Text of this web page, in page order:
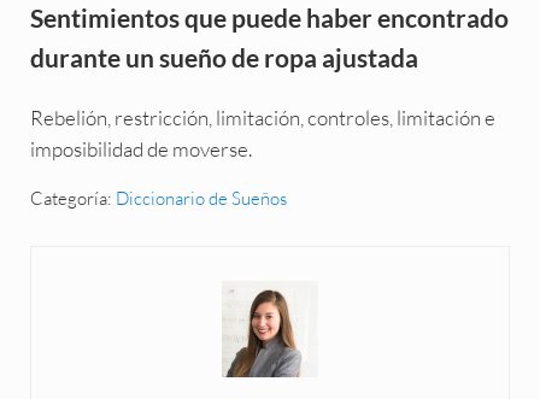
Sentimientos que puede haber encontrado
durante un sueño de ropa ajustada
Rebelión, restricción, limitación, controles, limitación e
imposibilidad de moverse.
Categoría: Diccionario de Sueños